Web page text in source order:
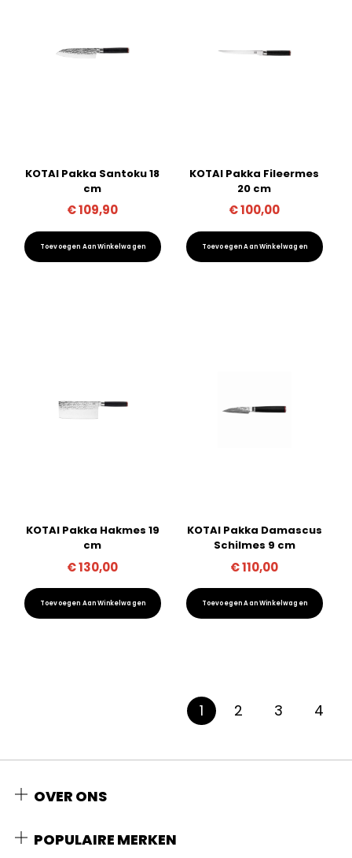
KOTAI Pakka Santoku 18
cm
€109,90
Toevoegen Aan Winkelwagen
KOTAI Pakka Fileermes
20 cm
€100,00
Toevoegen Aan Winkelwagen
KOTAI Pakka Hakmes 19
cm
€130,00
Toevoegen Aan Winkelwagen
KOTAI Pakka Damascus
Schilmes 9 cm
€110,00
Toevoegen Aan Winkelwagen
1 2 3 4
OVER ONS
POPULAIRE MERKEN